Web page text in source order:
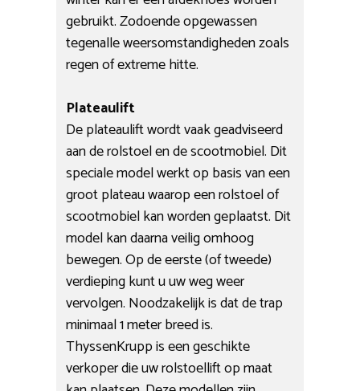
gebruikt. Zodoende opgewassen
tegenalle weersomstandigheden zoals
regen of extreme hitte.
Plateaulift
De plateaulift wordt vaak geadviseerd
aan de rolstoel en de scootmobiel. Dit
speciale model werkt op basis van een
groot plateau waarop een rolstoel of
scootmobiel kan worden geplaatst. Dit
model kan daarna veilig omhoog
bewegen. Op de eerste (of tweede)
verdieping kunt u uw weg weer
vervolgen. Noodzakelijk is dat de trap
minimaal 1 meter breed is.
ThyssenKrupp is een geschikte
verkoper die uw rolstoellift op maat